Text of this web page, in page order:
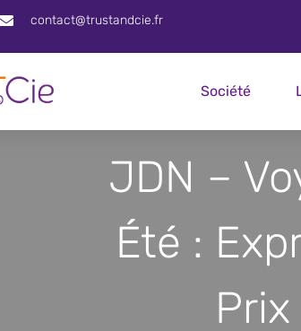
contact@trustandcie.fr
Société
JDN –
Été :